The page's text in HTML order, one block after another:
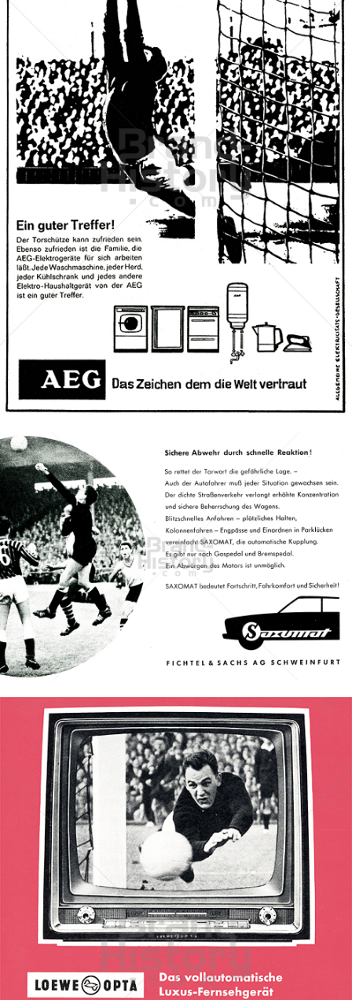
AEG - Electrolux Hausgeräte
Electrolux Hausgeräte GmbH - Markenvertrieb AEG
1961
Bild-ID: 68666
FICHTEL & SACHS AG ZF Friedrichshafen AG 1961
Bild-ID: 68668
LOEWE OPTA Loewe AG 1961